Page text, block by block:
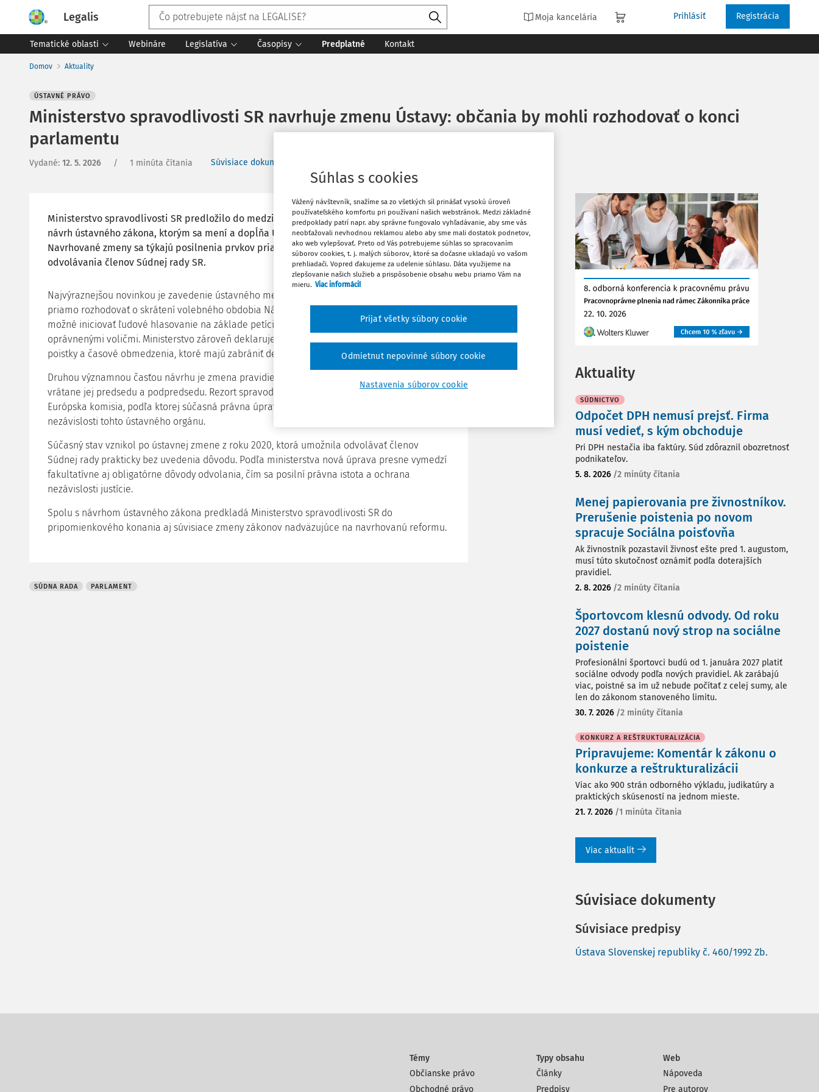
Legalis Moja kancelária Prihlásiť Registrácia
Tematické oblasti Webináre Legislatíva Časopisy Predplatné Kontakt
Domov Aktuality
ÚSTAVNÉ PRÁVO
Ministerstvo spravodlivosti SR navrhuje zmenu Ústavy: občania by mohli rozhodovať o konci
parlamentu
Vydané: 12. 5. 2026 / 1 minúta čítania Súvisiace dokumenty (1)
Ministerstvo spravodlivosti SR predložilo do medzirezortného pripomienkového konania
návrh ústavného zákona, ktorým sa mení a dopĺňa Ústava Slovenskej republiky.
Navrhované zmeny sa týkajú posilnenia prvkov priamej demokracie aj úpravy pravidiel
odvolávania členov Súdnej rady SR.
Najvýraznejšou novinkou je zavedenie ústavného mechanizmu, ktorý by umožnil občanom
priamo rozhodovať o skrátení volebného obdobia Národnej rady SR. Podľa návrhu by bolo
možné iniciovať ľudové hlasovanie na základe petície podpísanej najmenej 350-tisíc
oprávnenými voličmi. Ministerstvo zároveň deklaruje, že návrh obsahuje viaceré ústavné
poistky a časové obmedzenia, ktoré majú zabrániť destabilizácii politického systému.
Druhou významnou časťou návrhu je zmena pravidiel odvolávania členov Súdnej rady SR
vrátane jej predsedu a podpredsedu. Rezort spravodlivosti reaguje na dlhodobú kritiku
Európska komisia, podľa ktorej súčasná právna úprava neposkytuje dostatočné záruky
nezávislosti tohto ústavného orgánu.
Súčasný stav vznikol po ústavnej zmene z roku 2020, ktorá umožnila odvolávať členov
Súdnej rady prakticky bez uvedenia dôvodu. Podľa ministerstva nová úprava presne vymedzí
fakultatívne aj obligatórne dôvody odvolania, čím sa posilní právna istota a ochrana
nezávislosti justície.
Spolu s návrhom ústavného zákona predkladá Ministerstvo spravodlivosti SR do
pripomienkového konania aj súvisiace zmeny zákonov nadväzujúce na navrhovanú reformu.
SÚDNA RADA PARLAMENT
Vytlačiť
Obľúbené
Aktuality
SÚDNICTVO
Odpočet DPH nemusí prejsť. Firma
musí vedieť, s kým obchoduje
Pri DPH nestačia iba faktúry. Súd zdôraznil obozretnosť
podnikateľov.
5. 8. 2026 /2 minúty čítania
Menej papierovania pre živnostníkov.
Prerušenie poistenia po novom
spracuje Sociálna poisťovňa
Ak živnostník pozastavil živnosť ešte pred 1. augustom,
musí túto skutočnosť oznámiť podľa doterajších
pravidiel.
2. 8. 2026 /2 minúty čítania
Športovcom klesnú odvody. Od roku
2027 dostanú nový strop na sociálne
poistenie
Profesionálni športovci budú od 1. januára 2027 platiť
sociálne odvody podľa nových pravidiel. Ak zarábajú
viac, poistné sa im už nebude počítať z celej sumy, ale
len do zákonom stanoveného limitu.
30. 7. 2026 /2 minúty čítania
KONKURZ A REŠTRUKTURALIZÁCIA
Pripravujeme: Komentár k zákonu o
konkurze a reštrukturalizácii
Viac ako 900 strán odborného výkladu, judikatúry a
praktických skúseností na jednom mieste.
21. 7. 2026 /1 minúta čítania
Viac aktualít
Súvisiace dokumenty
Súvisiace predpisy
Ústava Slovenskej republiky č. 460/1992 Zb.
Témy
Občianske právo
Obchodné právo
Typy obsahu
Články
Predpisy
Web
Nápoveda
Pre autorov
Súhlas s cookies
Vážený návštevník, snažíme sa zo všetkých síl prinášať vysokú úroveň
používateľského komfortu pri používaní našich webstránok. Medzi základné
predpoklady patrí napr. aby správne fungovalo vyhľadávanie, aby sme vás
neobťažovali nevhodnou reklamou alebo aby sme mali dostatok podnetov,
ako web vylepšovať. Preto od Vás potrebujeme súhlas so spracovaním
súborov cookies, t. j. malých súborov, ktoré sa dočasne ukladajú vo vašom
prehliadači. Vopred ďakujeme za udelenie súhlasu. Dáta využijeme na
zlepšovanie našich služieb a prispôsobenie obsahu webu priamo Vám na
mieru. Viac informácií
Nastavenia súborov cookie
Odmietnut nepovinné súbory cookie
Prijať všetky súbory cookie